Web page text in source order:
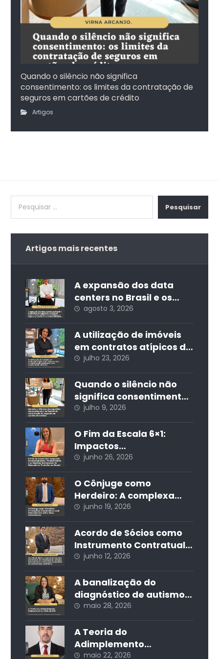
Quando o silêncio não significa
consentimento: os limites da contratação de
seguros em cartões de crédito
Artigos
Pesquisar
Artigos mais recentes
A expansão dos data
centers no Brasil e os
desafios da regulação
ambiental: entre o
desenvolvimento
econômico, a segurança
jurídica e a
sustentabilidade
agosto 3, 2026
A utilização de imóveis
em contratos atípicos de
curta estadia e a
destinação residencial
nos condomínios
edilícios
julho 23, 2026
Quando o silêncio não
significa consentimento:
os limites da
contratação de seguros
em cartões de crédito
julho 9, 2026
O Fim da Escala 6×1:
Impactos
Socioeconômicos,
Produtividade e os
Desafios Estruturais do
Mercado de Trabalho no
Brasil
junho 26, 2026
O Cônjuge como
Herdeiro: A complexa
concorrência com
descendentes sobre
bens particulares
junho 19, 2026
Acordo de Sócios como
Instrumento Contratual
de Prevenção de Litígios:
Estruturação e Cláusulas
Essenciais na
Governança Societária
junho 12, 2026
A banalização do
diagnóstico de autismo
nas redes sociais e seus
impactos jurídicos e
sociais
maio 28, 2026
A Teoria do
Adimplemento
Substancial na visão do
maio 22, 2026